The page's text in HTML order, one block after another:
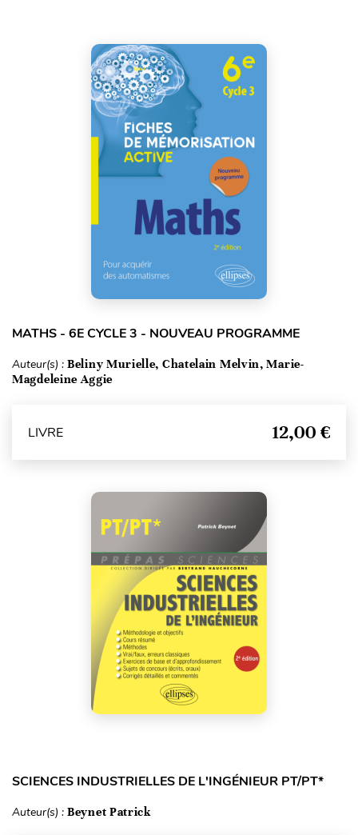
MATHS - 6E CYCLE 3 - NOUVEAU PROGRAMME
Auteur(s) : Beliny Murielle, Chatelain Melvin, Marie-
Magdeleine Aggie
LIVRE 12,00 €
SCIENCES INDUSTRIELLES DE L'INGÉNIEUR PT/PT*
Auteur(s) : Beynet Patrick